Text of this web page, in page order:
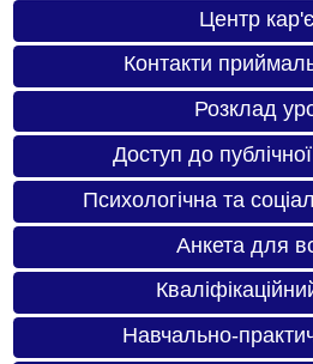
Центр
Контакти
Розклад
Доступ до
Психологічна та
Анкета для
Навчально-